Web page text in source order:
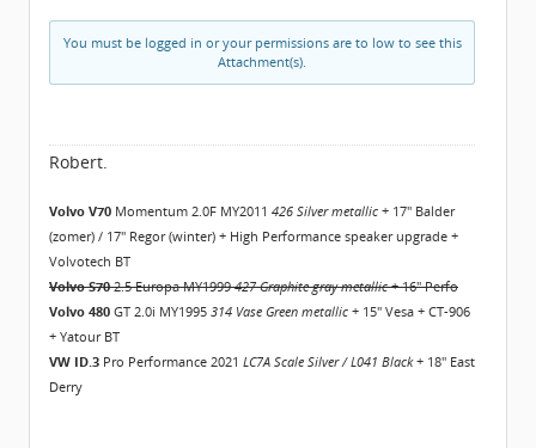
You must be logged in or your permissions are to low to see this
Attachment(s).
Robert.
Volvo V70 Momentum 2.0F MY2011 426 Silver metallic + 17" Balder
(zomer) / 17" Regor (winter) + High Performance speaker upgrade +
Volvotech BT
Volvo S702.5 Europa MY1999427 Graphite gray metallic+ 16" Perfo
Volvo 480 GT 2.0i MY1995 314 Vase Green metallic + 15" Vesa + CT-906
+ Yatour BT
VW ID.3 Pro Performance 2021 LC7A Scale Silver / L041 Black+ 18" East
Derry